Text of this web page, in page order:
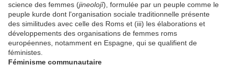
science des femmes (jineolojî), formulée par un peuple comme le
peuple kurde dont l'organisation sociale traditionnelle présente
des similitudes avec celle des Roms et (iii) les élaborations et
développements des organisations de femmes roms
européennes, notamment en Espagne, qui se qualifient de
féministes.
Féminisme communautaire